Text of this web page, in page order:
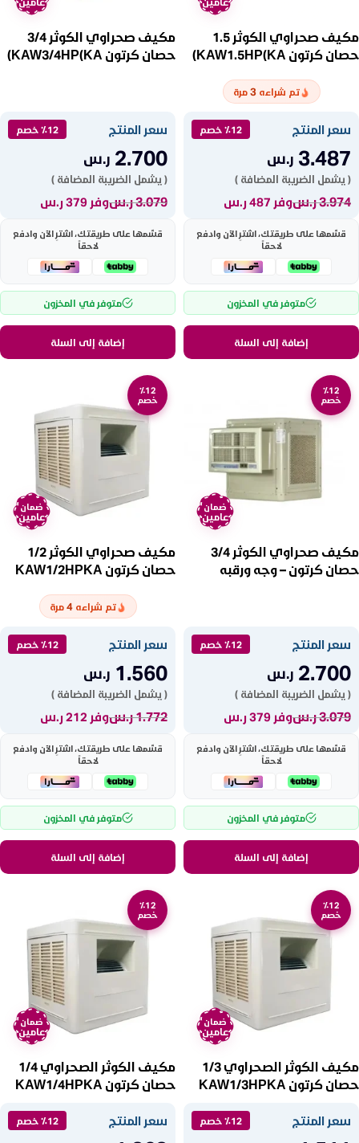
مكيف صحراوي الكوثر 1.5
حصان كرتون KAW1.5HP(KA)
تم شراءه3 مرة
سعر المنتج ٪12 خصم
3.487 ر.س
( يشمل الضريبة المضافة )
3.974ر.سوفر 487 ر.س
قسّمها على طريقتك، اشترِ الآن وادفع
لاحقاً
متوفر في المخزون
إضافة إلى السلة
مكيف صحراوي الكوثر 3/4
حصان كرتون KAW3/4HP(KA)
سعر المنتج ٪12 خصم
2.700 ر.س
( يشمل الضريبة المضافة )
3.079ر.سوفر 379 ر.س
قسّمها على طريقتك، اشترِ الآن وادفع
لاحقاً
متوفر في المخزون
إضافة إلى السلة
٪12
خصم
ضمان
عامين
مكيف صحراوي الكوثر 3/4
حصان كرتون – وجه ورقبه
سعر المنتج ٪12 خصم
2.700 ر.س
( يشمل الضريبة المضافة )
3.079ر.سوفر 379 ر.س
قسّمها على طريقتك، اشترِ الآن وادفع
لاحقاً
متوفر في المخزون
إضافة إلى السلة
٪12
خصم
ضمان
عامين
مكيف صحراوي الكوثر 1/2
حصان كرتون KAW1/2HPKA
تم شراءه4 مرة
سعر المنتج ٪12 خصم
1.560 ر.س
( يشمل الضريبة المضافة )
1.772ر.سوفر 212 ر.س
قسّمها على طريقتك، اشترِ الآن وادفع
لاحقاً
متوفر في المخزون
إضافة إلى السلة
٪12
خصم
ضمان
عامين
مكيف الكوثر الصحراوي 1/3
حصان كرتون KAW1/3HPKA
سعر المنتج ٪12 خصم
٪12
خصم
ضمان
عامين
مكيف الكوثر الصحراوي 1/4
حصان كرتون KAW1/4HPKA
سعر المنتج ٪12 خصم